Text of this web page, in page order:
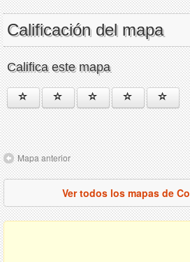
Calificación del mapa
Califica este mapa
Mapa anterior
Ver todos los mapas de